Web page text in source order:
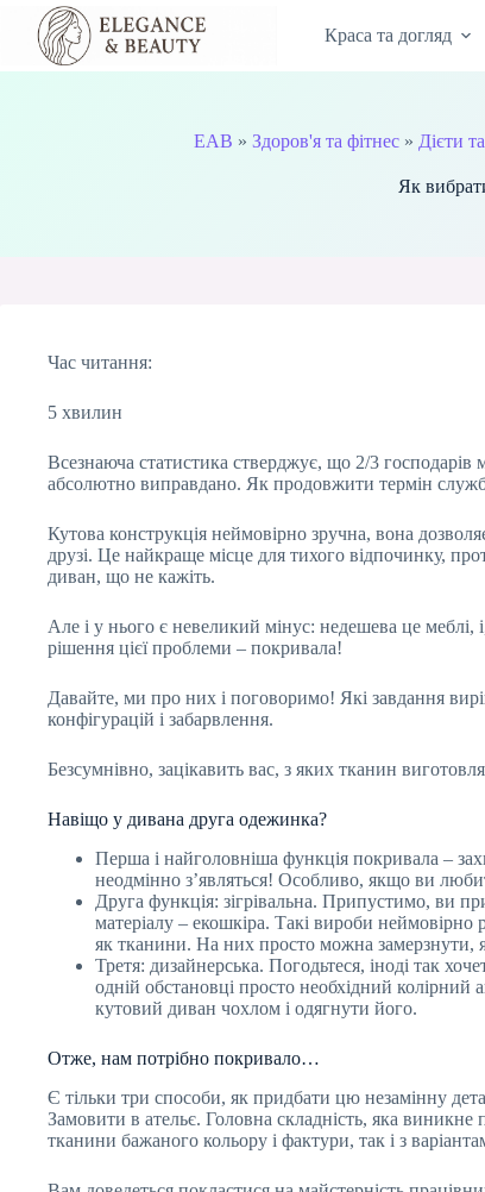
Перейти
вмісту
Краса та догляд
EAB »Здоров'я та фітнес » Дієти
Як
Час читання:
5 хвилин
Всезнаюча статистика стверджує, що 2/3 господарів
абсолютно виправдано. Як продовжити термін служби
Кутова конструкція неймовірно зручна, вона
друзі. Це найкраще місце для тихого відпочинку,
диван, що не кажіть.
Але і у нього є невеликий мінус: недешева це
рішення цієї проблеми – покривала!
Давайте, ми про них і поговоримо! Які завдання
конфігурацій і забарвлення.
Безсумнівно, зацікавить вас, з яких тканин
Навіщо у дивана друга одежинка?
Перша і найголовніша функція покривала –
неодмінно з’являться! Особливо, якщо ви
Друга функція: зігрівальна. Припустимо, ви
матеріалу – екошкіра. Такі вироби
як тканини. На них просто можна замерзнути,
Третя: дизайнерська. Погодьтеся, іноді так
одній обстановці просто необхідний колірний
кутовий диван чохлом і одягнути його.
Отже, нам потрібно покривало…
Є тільки три способи, як придбати цю незамінну
Замовити в ательє. Головна складність, яка виникне
тканини бажаного кольору і фактури, так і з